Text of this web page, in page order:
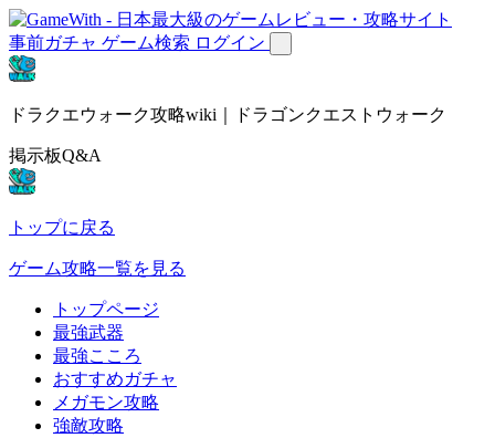
事前ガチャ ゲーム検索 ログイン
ドラクエウォーク攻略wiki｜ドラゴンクエストウォーク
掲示板Q&A
トップに戻る
ゲーム攻略一覧を見る
トップページ
最強武器
最強こころ
おすすめガチャ
メガモン攻略
強敵攻略